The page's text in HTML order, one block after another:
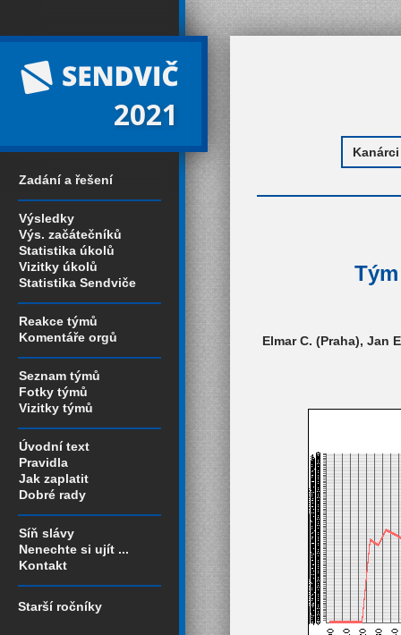
2021
Zadání a řešení
Výsledky
Výs. začátečníků
Statistika úkolů
Vizitky úkolů
Statistika Sendviče
Reakce týmů
Komentáře orgů
Seznam týmů
Fotky týmů
Vizitky týmů
Úvodní text
Pravidla
Jak zaplatit
Dobré rady
Síň slávy
Nenechte si ujít ...
Kontakt
Starší ročníky
Elmar C. (Praha), Jan